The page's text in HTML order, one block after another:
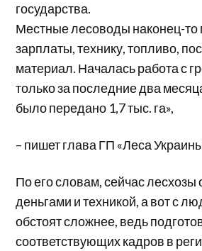
государства.
Местные лесоводы наконец-то
зарплаты, технику, топливо,
материал. Началась работа с
только за последние два
было передано 1,7 тыс. га»,
– пишет глава ГП «Леса
По его словам, сейчас лесхозы
деньгами и техникой, а вот с
обстоят сложнее, ведь
соответствующих кадров в